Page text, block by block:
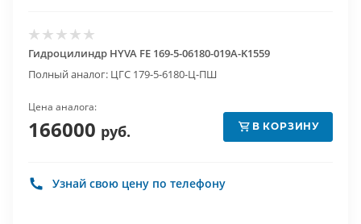
Гидроцилиндр HYVA FE 169-5-06180-019A-K1559
Полный аналог: ЦГС 179-5-6180-Ц-ПШ
Цена аналога:
166000 руб. В КОРЗИНУ
Узнай свою цену по телефону